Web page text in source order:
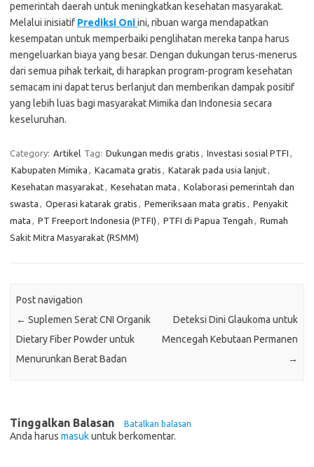
pemerintah daerah untuk meningkatkan kesehatan masyarakat.
Melalui inisiatif Prediksi Oniini, ribuan warga mendapatkan
kesempatan untuk memperbaiki penglihatan mereka tanpa harus
mengeluarkan biaya yang besar. Dengan dukungan terus-menerus
dari semua pihak terkait, di harapkan program-program kesehatan
semacam ini dapat terus berlanjut dan memberikan dampak positif
yang lebih luas bagi masyarakat Mimika dan Indonesia secara
keseluruhan.
Category: Artikel Tag: Dukungan medis gratis , Investasi sosial PTFI ,
Kabupaten Mimika , Kacamata gratis , Katarak pada usia lanjut,
Kesehatan masyarakat, Kesehatan mata , Kolaborasi pemerintah dan
swasta , Operasi katarak gratis , Pemeriksaan mata gratis , Penyakit
mata , PT Freeport Indonesia (PTFI) , PTFI di Papua Tengah , Rumah
Sakit Mitra Masyarakat (RSMM)
Post navigation
← Suplemen Serat CNI Organik
Dietary Fiber Powder untuk
Menurunkan Berat Badan
Deteksi Dini Glaukoma untuk
Mencegah Kebutaan Permanen
→
Tinggalkan Balasan Batalkan balasan
Anda harus masukuntuk berkomentar.